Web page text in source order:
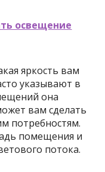
освещение
яркость вам
указывают в
она
вам сделать
потребностям.
помещения и
потока.